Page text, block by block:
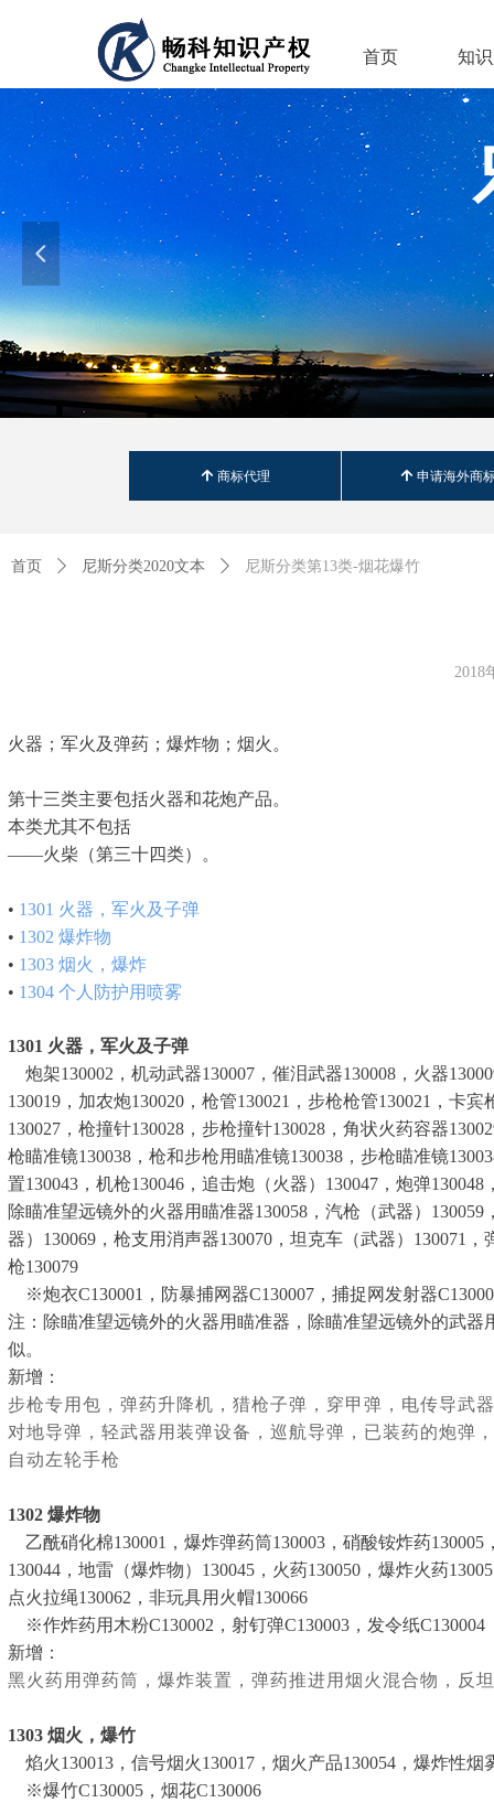
首页 知
넳
녕 商标代理 녕 申请海外商
首页 ꄲ 尼斯分类2020文本 ꄲ 尼斯分类第13类-烟花爆竹
火器；军火及弹药；爆炸物；烟火。
第十三类主要包括火器和花炮产品。
本类尤其不包括
——火柴（第三十四类）。
• 1301 火器，军火及子弹
• 1302 爆炸物
• 1303 烟火，爆炸
• 1304 个人防护用喷雾
1301 火器，军火及子弹
炮架130002，机动武器130007，催泪武器130008，火器
130019，加农炮130020，枪管130021，步枪枪管130021，卡
130027，枪撞针130028，步枪撞针130028，角状火药容器
枪瞄准镜130038，枪和步枪用瞄准镜130038，步枪瞄准镜
置130043，机枪130046，追击炮（火器）130047，炮弹
除瞄准望远镜外的火器用瞄准器130058，汽枪（武器）
器）130069，枪支用消声器130070，坦克车（武器）130071
枪130079
※炮衣C130001，防暴捕网器C130007，捕捉网发射器
注：除瞄准望远镜外的火器用瞄准器，除瞄准望远镜外的武
似。
新增：
步枪专用包，弹药升降机，猎枪子弹，穿甲弹，电传导武
对地导弹，轻武器用装弹设备，巡航导弹，已装药的炮弹
自动左轮手枪
1302 爆炸物
乙酰硝化棉130001，爆炸弹药筒130003，硝酸铵炸药130005
130044，地雷（爆炸物）130045，火药130050，爆炸火药
点火拉绳130062，非玩具用火帽130066
※作炸药用木粉C130002，射钉弹C130003，发令纸C130004
新增：
黑火药用弹药筒，爆炸装置，弹药推进用烟火混合物，反
1303 烟火，爆竹
焰火130013，信号烟火130017，烟火产品130054，爆炸性烟
※爆竹C130005，烟花C130006
2018